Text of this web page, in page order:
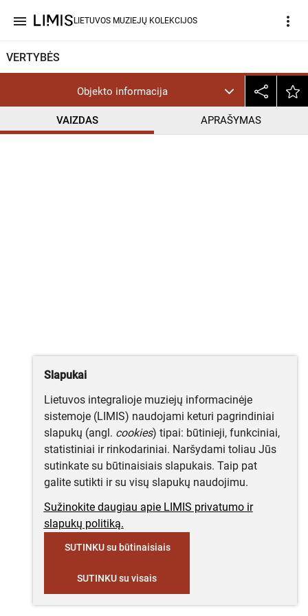
menu LIETUVOS MUZIEJŲ KOLEKCIJOS more_vert
VERTYBĖS
Objekto informacija
VAIZDAS APRAŠYMAS
CC BY-NC
Slapukai
Lietuvos integralioje muziejų informacinėje
sistemoje (LIMIS) naudojami keturi pagrindiniai
slapukų (angl. cookies) tipai: būtinieji, funkciniai,
statistiniai ir rinkodariniai. Naršydami toliau Jūs
sutinkate su būtinaisiais slapukais. Taip pat
galite sutikti ir su visų slapukų naudojimu.
Sužinokite daugiau apie LIMIS privatumo ir
slapukų politiką.
SUTINKU su būtinaisiais
SUTINKU su visais